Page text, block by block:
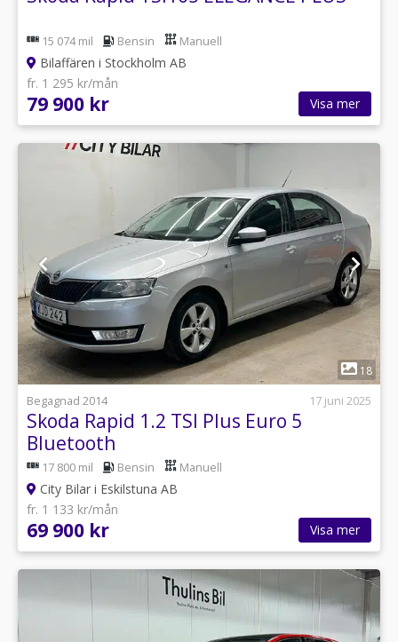
15 074 mil Bensin Manuell
Bilaffären i Stockholm AB
fr. 1 295 kr/mån
79 900 kr Visa mer
1
18
Begagnad 2014
17 juni 2025
Skoda Rapid 1.2 TSI Plus Euro 5
Bluetooth
17 800 mil Bensin Manuell
City Bilar i Eskilstuna AB
fr. 1 133 kr/mån
69 900 kr Visa mer